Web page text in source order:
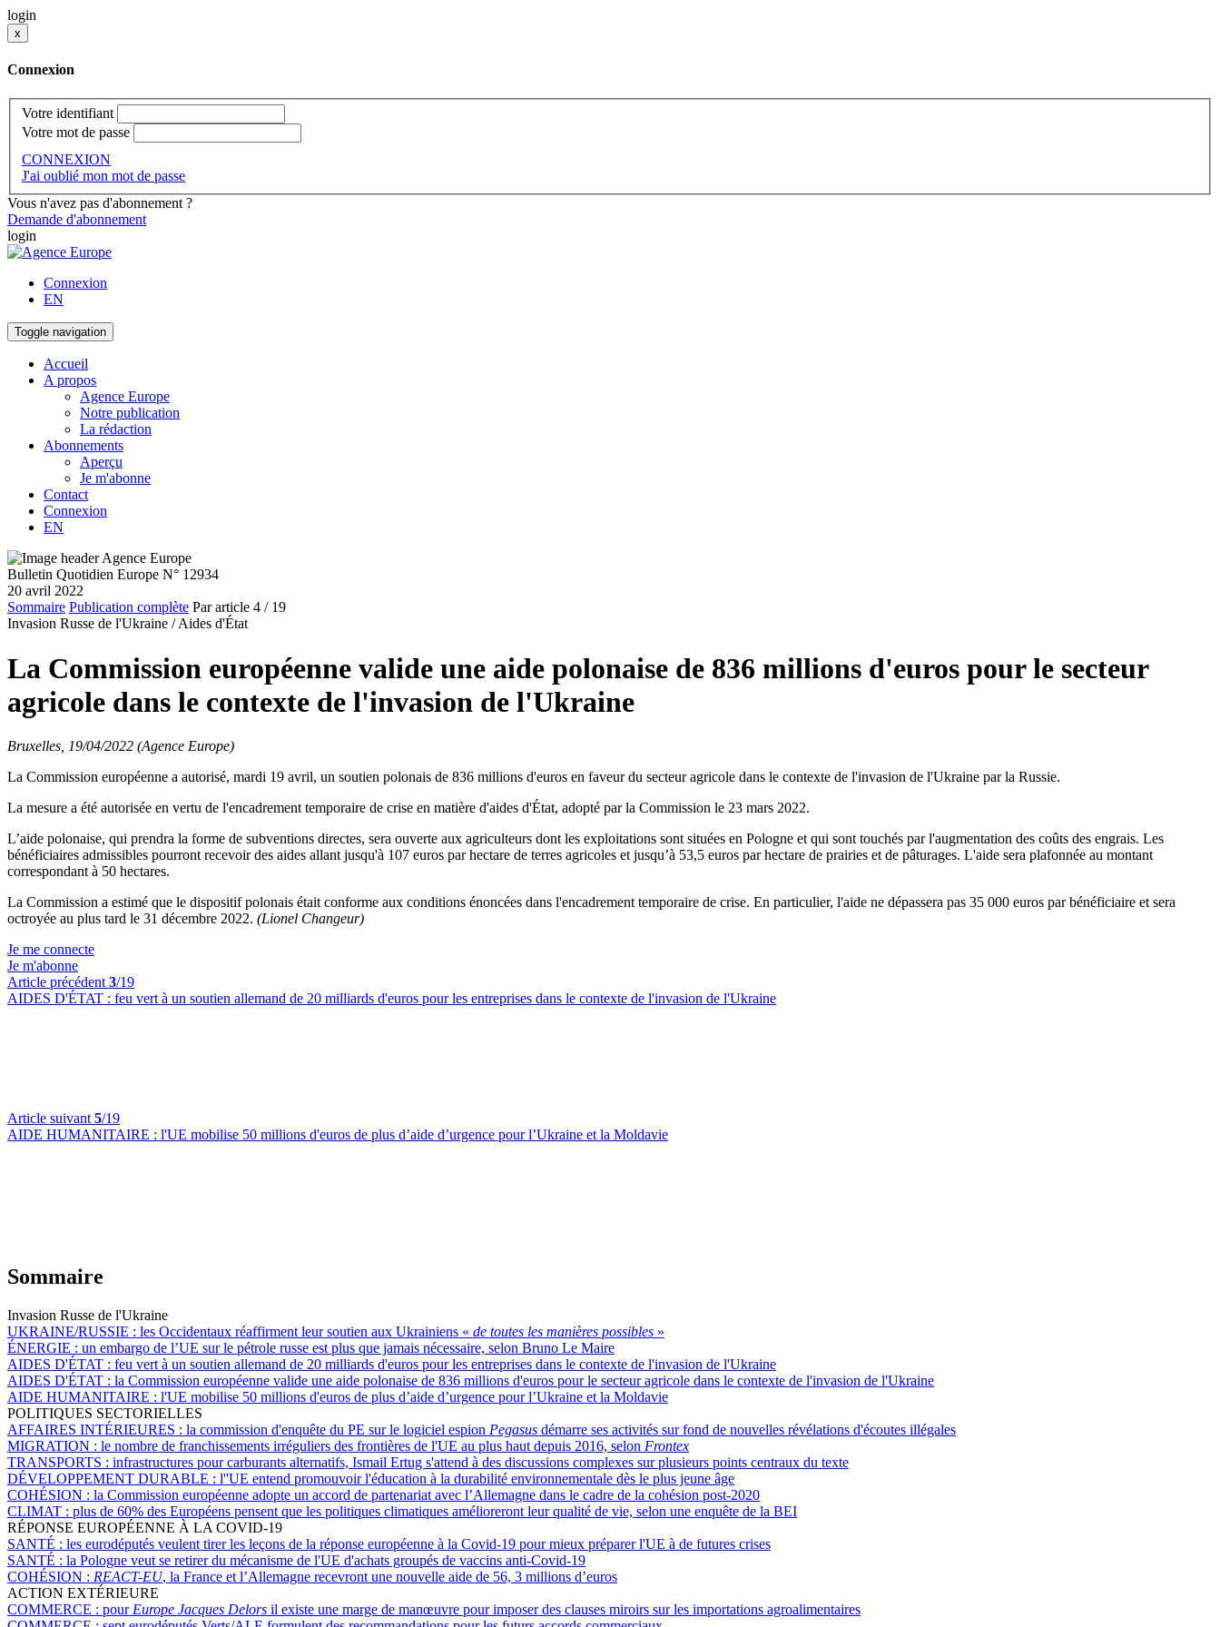
login
x
Connexion
Votre identifiant
Votre mot de passe
CONNEXION
J'ai oublié mon mot de passe
Vous n'avez pas d'abonnement ?
Demande d'abonnement
login
Connexion
EN
Toggle navigation
Accueil
A propos
Agence Europe
Notre publication
La rédaction
Abonnements
Aperçu
Je m'abonne
Contact
Connexion
EN
Bulletin Quotidien Europe N° 12934
20 avril 2022
Sommaire Publication complète Par article 4 / 19
Invasion Russe de l'Ukraine / Aides d'État
La Commission européenne valide une aide polonaise de 836 millions d'euros pour le secteur
agricole dans le contexte de l'invasion de l'Ukraine
Bruxelles, 19/04/2022 (Agence Europe)
La Commission européenne a autorisé, mardi 19 avril, un soutien polonais de 836 millions d'euros en faveur du secteur agricole dans le contexte de l'invasion de l'Ukraine par la Russie.
La mesure a été autorisée en vertu de l'encadrement temporaire de crise en matière d'aides d'État, adopté par la Commission le 23 mars 2022.
L’aide polonaise, qui prendra la forme de subventions directes, sera ouverte aux agriculteurs dont les exploitations sont situées en Pologne et qui sont touchés par l'augmentation des coûts des engrais. Les
bénéficiaires admissibles pourront recevoir des aides allant jusqu'à 107 euros par hectare de terres agricoles et jusqu’à 53,5 euros par hectare de prairies et de pâturages. L'aide sera plafonnée au montant
correspondant à 50 hectares.
La Commission a estimé que le dispositif polonais était conforme aux conditions énoncées dans l'encadrement temporaire de crise. En particulier, l'aide ne dépassera pas 35 000 euros par bénéficiaire et sera
octroyée au plus tard le 31 décembre 2022. (Lionel Changeur)
Je me connecte
Je m'abonne
Article précédent 3/19
AIDES D'ÉTAT : feu vert à un soutien allemand de 20 milliards d'euros pour les entreprises dans le contexte de l'invasion de l'Ukraine
Article suivant 5/19
AIDE HUMANITAIRE : l'UE mobilise 50 millions d'euros de plus d’aide d’urgence pour l’Ukraine et la Moldavie
Sommaire
Invasion Russe de l'Ukraine
UKRAINE/RUSSIE : les Occidentaux réaffirment leur soutien aux Ukrainiens « de toutes les manières possibles »
ÉNERGIE : un embargo de l’UE sur le pétrole russe est plus que jamais nécessaire, selon Bruno Le Maire
AIDES D'ÉTAT : feu vert à un soutien allemand de 20 milliards d'euros pour les entreprises dans le contexte de l'invasion de l'Ukraine
AIDES D'ÉTAT : la Commission européenne valide une aide polonaise de 836 millions d'euros pour le secteur agricole dans le contexte de l'invasion de l'Ukraine
AIDE HUMANITAIRE : l'UE mobilise 50 millions d'euros de plus d’aide d’urgence pour l’Ukraine et la Moldavie
POLITIQUES SECTORIELLES
AFFAIRES INTÉRIEURES : la commission d'enquête du PE sur le logiciel espion Pegasus démarre ses activités sur fond de nouvelles révélations d'écoutes illégales
MIGRATION : le nombre de franchissements irréguliers des frontières de l'UE au plus haut depuis 2016, selon Frontex
TRANSPORTS : infrastructures pour carburants alternatifs, Ismail Ertug s'attend à des discussions complexes sur plusieurs points centraux du texte
DÉVELOPPEMENT DURABLE : l''UE entend promouvoir l'éducation à la durabilité environnementale dès le plus jeune âge
COHÉSION : la Commission européenne adopte un accord de partenariat avec l’Allemagne dans le cadre de la cohésion post-2020
CLIMAT : plus de 60% des Européens pensent que les politiques climatiques amélioreront leur qualité de vie, selon une enquête de la BEI
RÉPONSE EUROPÉENNE À LA COVID-19
SANTÉ : les eurodéputés veulent tirer les leçons de la réponse européenne à la Covid-19 pour mieux préparer l'UE à de futures crises
SANTÉ : la Pologne veut se retirer du mécanisme de l'UE d'achats groupés de vaccins anti-Covid-19
COHÉSION : REACT-EU, la France et l’Allemagne recevront une nouvelle aide de 56, 3 millions d’euros
ACTION EXTÉRIEURE
COMMERCE : pour Europe Jacques Delors il existe une marge de manœuvre pour imposer des clauses miroirs sur les importations agroalimentaires